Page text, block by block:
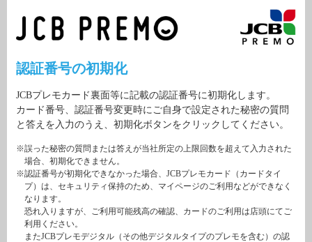
認証番号の初期化
JCBプレモカード裏面等に記載の認証番号に初期化します。
カード番号、認証番号変更時にご自身で設定された秘密の質問
と答えを入力のうえ、初期化ボタンをクリックしてください。
※誤った秘密の質問または答えが当社所定の上限回数を超えて入力された
場合、初期化できません。
※認証番号が初期化できなかった場合、JCBプレモカード（カードタイ
プ）は、セキュリティ保持のため、マイページのご利用などができなく
なります。
恐れ入りますが、ご利用可能残高の確認、カードのご利用は店頭にてご
利用ください。
またJCBプレモデジタル（その他デジタルタイプのプレモを含む）の認